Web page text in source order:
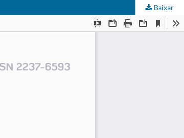
Baixar